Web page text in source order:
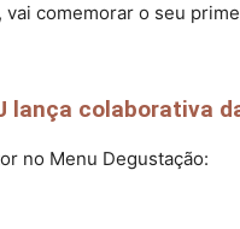
comemorar o seu
lança colaborativa
no Menu Degustação: